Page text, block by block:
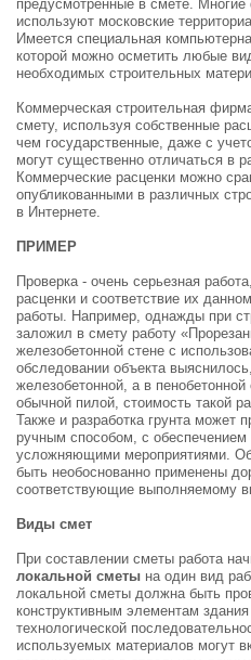
предусмотренные в смете.
используют московские
Имеется специальная
которой можно осметить любые
необходимых строительных
Коммерческая строительная
смету, используя собственные
чем государственные, даже с
могут существенно отличаться в
Коммерческие расценки можно
опубликованными в различных
в Интернете.
ПРИМЕР
Проверка - очень серьезная
расценки и соответствие их
работы. Например, однажды при
заложил в смету работу
железобетонной стене с
обследовании объекта
железобетонной, а в
обычной пилой, стоимость такой
Также и разработка грунта может
ручным способом, с
усложняющими мероприятиями.
быть необоснованно применены
соответствующие выполняемому
Виды смет
При составлении сметы работа
локальной сметы на один вид
локальной сметы должна быть
конструктивным элементам
технологической
используемых материалов могут